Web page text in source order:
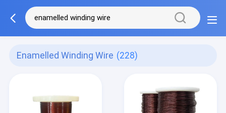
Enamelled Winding Wire (228)